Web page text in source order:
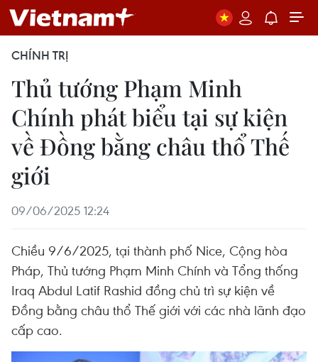
CHÍNH TRỊ
Thủ tướng Phạm Minh
Chính phát biểu tại sự kiện
về Đồng bằng châu thổ Thế
giới
09/06/2025 12:24
Chiều 9/6/2025, tại thành phố Nice, Cộng hòa
Pháp, Thủ tướng Phạm Minh Chính và Tổng thống
Iraq Abdul Latif Rashid đồng chủ trì sự kiện về
Đồng bằng châu thổ Thế giới với các nhà lãnh đạo
cấp cao.